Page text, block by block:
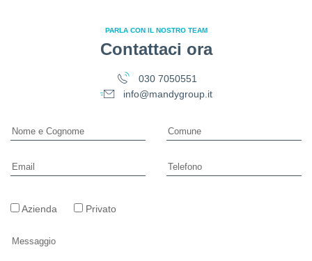
PARLA CON IL NOSTRO TEAM
Contattaci ora
030 7050551
info@mandygroup.it
Azienda Privato